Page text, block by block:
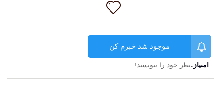
موجود شد خبرم کن
امتیاز:نظر خود را بنویسید!